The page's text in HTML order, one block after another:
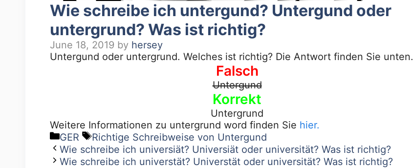
Wie schreibe ich untergund? Untergund oder
untergrund? Was ist richtig?
June 18, 2019 by hersey
Untergund oder untergrund. Welches ist richtig? Die Antwort finden Sie unten.
Falsch
Untergund
Korrekt
Untergrund
Weitere Informationen zu untergrund word finden Sie hier.
GER
Richtige Schreibweise von Untergund
Wie schreibe ich universiät? Universiät oder universität? Was ist richtig?
Wie schreibe ich universtät? Universtät oder universität? Was ist richtig?